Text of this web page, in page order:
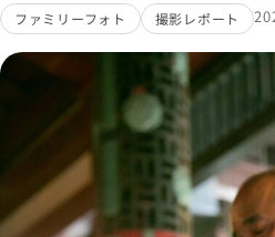
ファミリーフォト 撮影レポート